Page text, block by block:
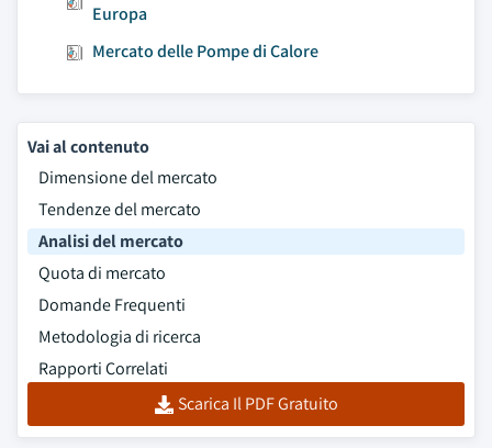
Europa
Mercato delle Pompe di Calore
Vai al contenuto
Dimensione del mercato
Tendenze del mercato
Analisi del mercato
Quota di mercato
Domande Frequenti
Metodologia di ricerca
Rapporti Correlati
Scarica Il PDF Gratuito